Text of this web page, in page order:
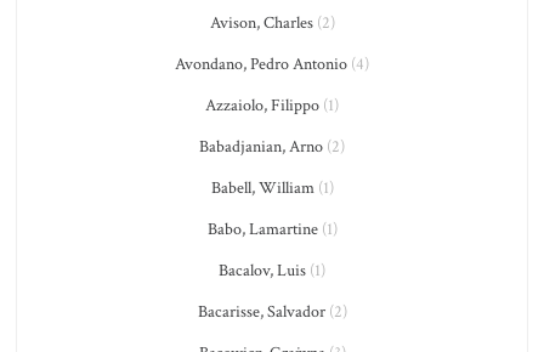
Avison, Charles(2)
Avondano, Pedro Antonio (4)
Azzaiolo, Filippo (1)
Babadjanian, Arno (2)
Babell, William(1)
Babo, Lamartine(1)
Bacalov, Luis (1)
Bacarisse, Salvador(2)